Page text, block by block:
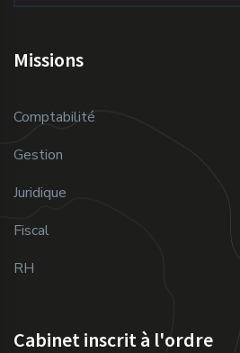
Missions
Comptabilité
Gestion
Juridique
Fiscal
RH
Cabinet inscrit à l'ordre